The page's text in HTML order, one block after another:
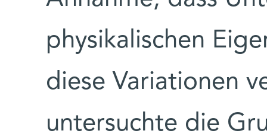
physikalischen
diese Variationen
untersuchte die